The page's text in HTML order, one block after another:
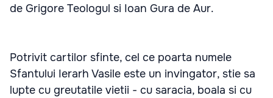
de Grigore Teologul si Ioan Gura de Aur.
Potrivit cartilor sfinte, cel ce poarta numele
Sfantului Ierarh Vasile este un invingator, stie sa
lupte cu greutatile vietii - cu saracia, boala si cu